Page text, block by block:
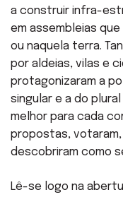
a construir infra-
em assembleias
ou naquela terra.
por aldeias, vilas e
protagonizaram a
singular e a do
melhor para cada
propostas,
descobriram como
Lê-se logo na